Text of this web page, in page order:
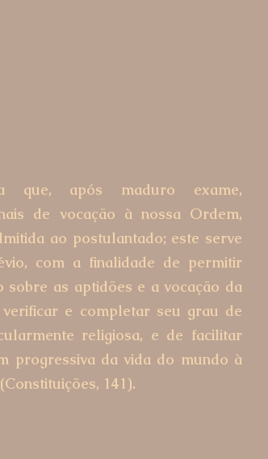
que, após maduro exame,
de vocação à nossa Ordem,
ao postulantado; este serve
com a finalidade de permitir
sobre as aptidões e a vocação da
verificar e completar seu grau de
religiosa, e de facilitar
progressiva da vida do mundo à
141).